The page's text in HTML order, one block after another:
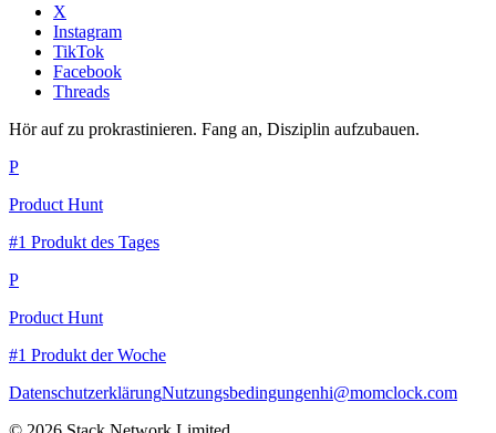
X
Instagram
TikTok
Facebook
Threads
Hör auf zu prokrastinieren. Fang an, Disziplin aufzubauen.
P
Product Hunt
#1 Produkt des Tages
P
Product Hunt
#1 Produkt der Woche
DatenschutzerklärungNutzungsbedingungenhi@momclock.com